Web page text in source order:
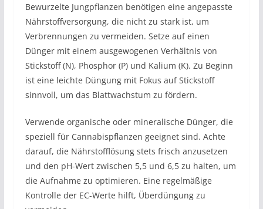
Bewurzelte Jungpflanzen benötigen eine angepasste
Nährstoffversorgung, die nicht zu stark ist, um
Verbrennungen zu vermeiden. Setze auf einen
Dünger mit einem ausgewogenen Verhältnis von
Stickstoff (N), Phosphor (P) und Kalium (K). Zu Beginn
ist eine leichte Düngung mit Fokus auf Stickstoff
sinnvoll, um das Blattwachstum zu fördern.
Verwende organische oder mineralische Dünger, die
speziell für Cannabispflanzen geeignet sind. Achte
darauf, die Nährstofflösung stets frisch anzusetzen
und den pH-Wert zwischen 5,5 und 6,5 zu halten, um
die Aufnahme zu optimieren. Eine regelmäßige
Kontrolle der EC-Werte hilft, Überdüngung zu